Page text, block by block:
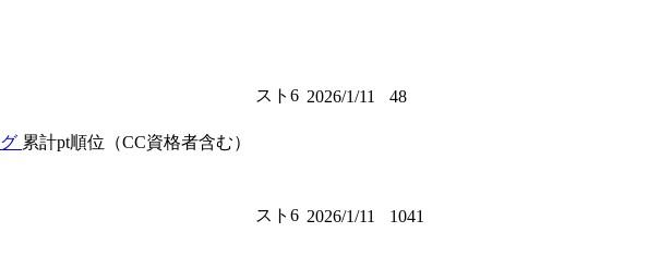
累計pt順位（CC資格者含む）
スト6 2026/1/11 48
スト6 2026/1/11 1041